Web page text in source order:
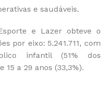
e saudáveis.
e Lazer obteve o
por eixo: 5.241.711, com
infantil (51% dos
a 29 anos (33,3%).